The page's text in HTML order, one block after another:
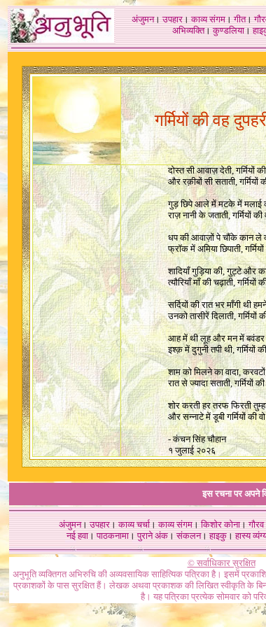
अंजुमन।उपहार।काव्य संगम।गीत।
अभिव्यक्ति।कुण्डलिया।
गर्मियों की वह
दोस्त सी आवाज़ देती, गर्मियों की
और रक़ीबों सी सताती, गर्मियों
गुड़ छिपे आले में मटके में मलाई
राज़ नानी के जताती, गर्मियों की
धप की आवाज़ों पे चौंके कान ले
फ्रॉक में अमिया छिपाती,
शादियाँ गुड़िया की, गुट्टे और
त्यौरियाँ माँ की चढ़ाती, गर्मियों
सर्दियों की रात भर माँगी थी
उनको तासीरें दिलाती, गर्मियों
आह में थी लूह और मन में
इश्क़ में दुगुनी तपी थी, गर्मियों
शाम को मिलने का वादा,
रात से ज्यादा सताती, गर्मियों की
शोर करती हर तरफ फिरती
और सन्नाटे में डूबी गर्मियों की वो
- कंचन सिंह चौहान
१ जुलाई २०२६
इस रचना पर अपने
अंजुमन।उपहार।काव्य चर्चा।काव्य संगम।किशोर कोना।गौरव
नई हवा। पाठकनामा। पुराने अंक। संकलन। हाइकु। हास्य
© सर्वाधिकार सुरक्षित
अनुभूति व्यक्तिगत अभिरुचि की अव्यवसायिक साहित्यिक पत्रिका है। इसमें
प्रकाशकों के पास सुरक्षित हैं। लेखक अथवा प्रकाशक की लिखित स्वीकृति के
है। यह पत्रिका प्रत्येक सोमवार को